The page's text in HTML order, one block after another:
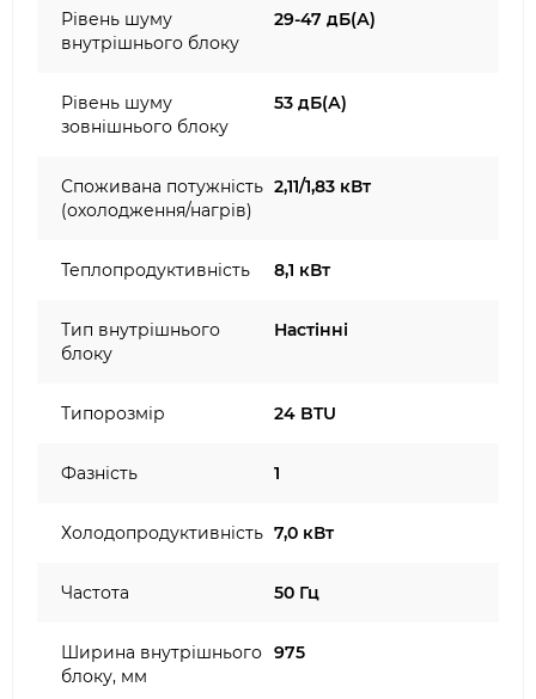
Рівень шуму
внутрішнього блоку
29-47 дБ(А)
Рівень шуму
зовнішнього блоку
53 дБ(А)
Споживана потужність
(охолодження/нагрів)
2,11/1,83 кВт
Теплопродуктивність 8,1 кВт
Тип внутрішнього
блоку
Настінні
Типорозмір 24 BTU
Фазність 1
Холодопродуктивність 7,0 кВт
Частота 50 Гц
Ширина внутрішнього
блоку, мм
975